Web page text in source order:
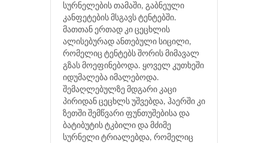
სურნელების თამაში, გაბნეული
კანფეტების მსგავს ტენტებში.
მათთან ერთად კი ცეცხლის
ალისებურად ანთებული სიცილი,
რომელიც ტენტებს შორის მიმავალ
გზას მოეფინებოდა. ყოველ კუთხეში
იდუმალება იმალებოდა.
შემაღლებულზე მდგარი კაცი
პირიდან ცეცხლს უშვებდა, ჰაერში კი
ზეთში შემწვარი ფუნთუშებისა და
ბატიბუტის ტკბილი და მძიმე
სურნელი ტრიალებდა, რომელიც